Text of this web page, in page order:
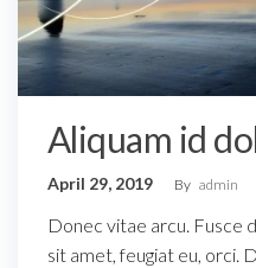
Aliquam id
April 29, 2019 By admin
Donec vitae arcu. Fusce
sit amet, feugiat eu, orci.